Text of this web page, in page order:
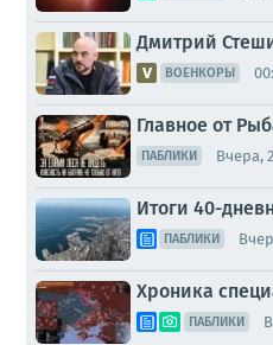
Дмитрий
ВОЕНКОРЫ
Главное от
ПАБЛИКИ Вчера,
Итоги 40-
ПАБЛИКИ
Хроника
ПАБЛИКИ